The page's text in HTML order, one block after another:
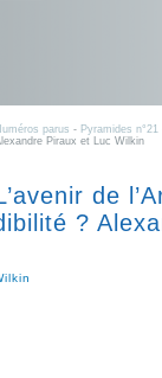
parus - Pyramides n°21
Piraux et Luc Wilkin
de
?